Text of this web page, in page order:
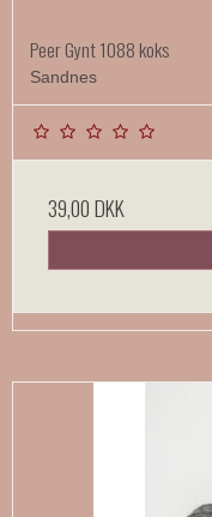
Peer Gynt 1088 koks
Sandnes
39,00 DKK